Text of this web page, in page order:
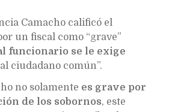
Camacho calificó el
un fiscal como “grave”
funcionario se le exige
ciudadano común”.
no solamente es grave por
de los sobornos, este